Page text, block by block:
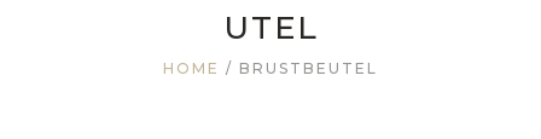
UTEL
HOME / BRUSTBEUTEL